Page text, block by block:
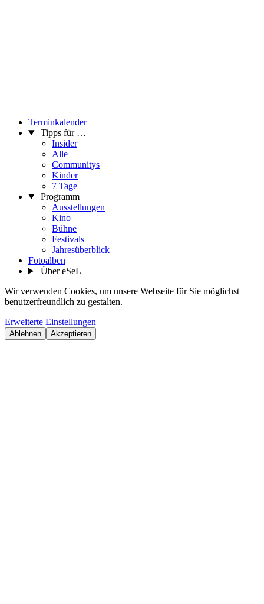
Terminkalender
Tipps für …
Insider
Alle
Communitys
Kinder
7 Tage
Programm
Ausstellungen
Kino
Bühne
Festivals
Jahresüberblick
Fotoalben
Über eSeL
Wir verwenden Cookies, um unsere Webseite für Sie möglichst
benutzerfreundlich zu gestalten.
Erweiterte Einstellungen
Ablehnen Akzeptieren